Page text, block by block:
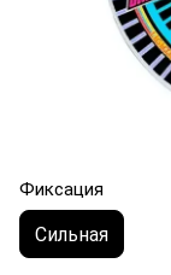
Фиксация
Сильная